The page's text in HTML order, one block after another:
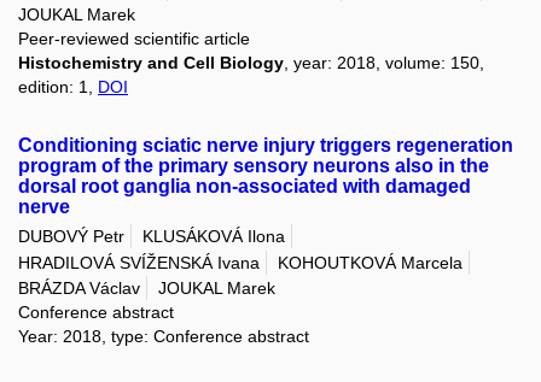
JOUKAL Marek
Peer-reviewed scientific article
Histochemistry and Cell Biology , year: 2018, volume: 150,
edition: 1, DOI
Conditioning sciatic nerve injury triggers regeneration
program of the primary sensory neurons also in the
dorsal root ganglia non-associated with damaged
nerve
DUBOVÝ Petr
KLUSÁKOVÁ Ilona
HRADILOVÁ SVÍŽENSKÁ Ivana
KOHOUTKOVÁ Marcela
BRÁZDA Václav
JOUKAL Marek
Conference abstract
Year: 2018, type: Conference abstract